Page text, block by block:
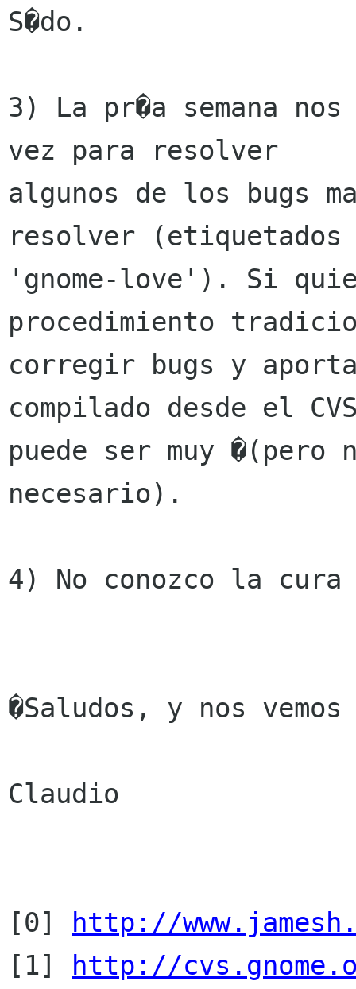
S�do.
3) La pr�a semana
vez para resolver
algunos de los bugs
resolver (etiquetados
'gnome-love'). Si
procedimiento
corregir bugs y
compilado desde el
puede ser muy �(pero
necesario).
4) No conozco la
�Saludos, y nos
Claudio
[0]
http://
[1]
http://